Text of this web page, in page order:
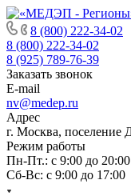
8 (800) 222-34-02
8 (800) 222-34-02
8 (925) 789-76-39
Заказать звонок
E-mail
nv@medep.ru
Адрес
г. Москва, поселение
Режим работы
Пн-Пт.: с 9:00 до 20:00
Cб-Вс: с 9:00 до 17:00